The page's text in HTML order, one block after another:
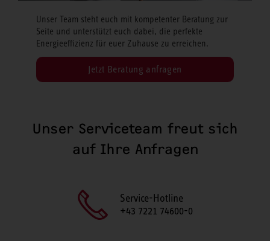
Unser Team steht euch mit kompetenter Beratung zur
Seite und unterstützt euch dabei, die perfekte
Energieeffizienz für euer Zuhause zu erreichen.
Jetzt Beratung anfragen
Unser Serviceteam freut sich
auf Ihre Anfragen
Service-Hotline
+43 7221 74600-0